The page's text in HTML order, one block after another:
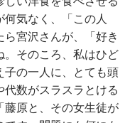
気なく、「この人
宮沢さんが、「好き
。そのころ、私はひど
子の一人に、とても頭
数がスラスラとける
藤原と、その女生徒が